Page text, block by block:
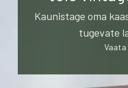
Kaunistage oma
tugevate
Vaata